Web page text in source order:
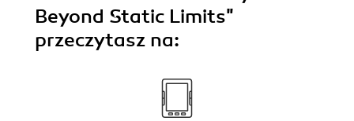
Beyond Static Limits"
przeczytasz na: